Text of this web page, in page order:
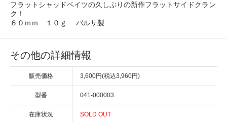
フラットシャッドベイツの久しぶりの新作フラットサイドクラン
ク！
６０ｍｍ １０ｇ バルサ製
その他の詳細情報
販売価格 3,600円(税込3,960円)
型番 041-000003
在庫状況 SOLD OUT